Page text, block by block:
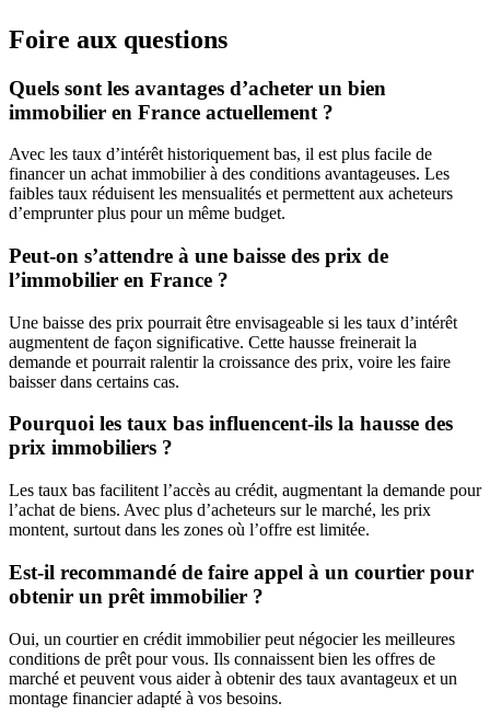
Foire aux questions
Quels sont les avantages d’acheter un bien
immobilier en France actuellement ?
Avec les taux d’intérêt historiquement bas, il est plus facile de
financer un achat immobilier à des conditions avantageuses. Les
faibles taux réduisent les mensualités et permettent aux acheteurs
d’emprunter plus pour un même budget.
Peut-on s’attendre à une baisse des prix de
l’immobilier en France ?
Une baisse des prix pourrait être envisageable si les taux d’intérêt
augmentent de façon significative. Cette hausse freinerait la
demande et pourrait ralentir la croissance des prix, voire les faire
baisser dans certains cas.
Pourquoi les taux bas influencent-ils la hausse des
prix immobiliers ?
Les taux bas facilitent l’accès au crédit, augmentant la demande pour
l’achat de biens. Avec plus d’acheteurs sur le marché, les prix
montent, surtout dans les zones où l’offre est limitée.
Est-il recommandé de faire appel à un courtier pour
obtenir un prêt immobilier ?
Oui, un courtier en crédit immobilier peut négocier les meilleures
conditions de prêt pour vous. Ils connaissent bien les offres de
marché et peuvent vous aider à obtenir des taux avantageux et un
montage financier adapté à vos besoins.